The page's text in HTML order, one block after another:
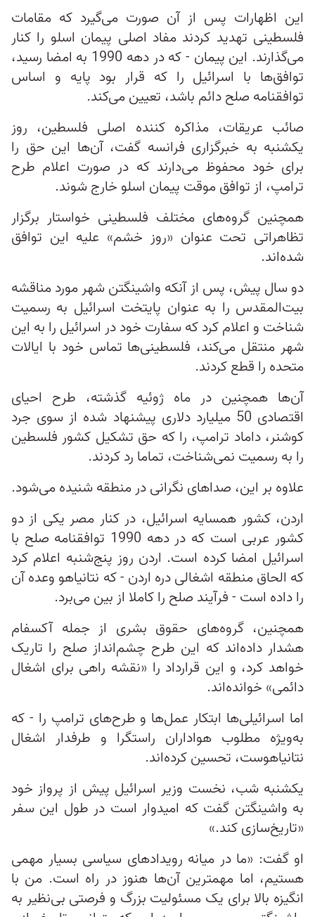
این اظهارات پس از آن صورت می‌گیرد كه مقامات
فلسطینی تهدید كردند مفاد اصلی پیمان اسلو را کنار
می‌گذارند. این پیمان - كه در دهه 1990 به امضا رسید،
توافق‌ها با اسرائیل را که قرار بود پایه و اساس
توافقنامه صلح دائم باشد، تعیین می‌کند.
صائب عریقات، مذاکره کننده اصلی فلسطین، روز
یکشنبه به خبرگزاری فرانسه گفت، آن‌ها این حق را
برای خود محفوظ می‌دارند که در صورت اعلام طرح
ترامپ، از توافق موقت پیمان اسلو خارج شوند.
همچنین گروه‌های مختلف فلسطینی خواستار برگزار
تظاهراتی تحت عنوان «روز خشم» علیه این توافق
شده‌اند.
دو سال پیش، پس از آنکه واشینگتن شهر مورد مناقشه
بیت‌المقدس را به عنوان پایتخت اسرائیل به رسمیت
شناخت و اعلام کرد که سفارت خود در اسرائیل را به این
شهر منتقل می‌کند، فلسطینی‌ها تماس خود با ایالات
متحده را قطع کردند.
آن‌ها همچنین در ماه ژوئیه گذشته، طرح احیای
اقتصادی 50 میلیارد دلاری پیشنهاد شده از سوی جرد
کوشنر، داماد ترامپ، را که حق تشکیل کشور فلسطین
را به رسمیت نمی‌شناخت، تماما رد کردند.
علاوه بر این، صداهای نگرانی در منطقه شنیده می‌شود.
اردن، کشور همسایه اسرائیل، در کنار مصر یکی از دو
کشور عربی است که در دهه 1990 توافقنامه صلح با
اسرائیل امضا کرده است. اردن روز پنج‌شنبه اعلام کرد
که الحاق منطقه اشغالی دره اردن - که نتانیاهو وعده آن
را داده است - فرآیند صلح را کاملا از بین می‌برد.
همچنین، گروه‌های حقوق بشری از جمله آکسفام
هشدار داده‌اند که این طرح چشم‌انداز صلح را تاریک
خواهد کرد، و این قرارداد را «نقشه راهی برای اشغال
دائمی» خوانده‌اند.
اما اسرائیلی‌ها ابتکار عمل‌ها و طرح‌های ترامپ را - که
به‌ویژه مطلوب هواداران راستگرا و طرفدار اشغال
نتانیاهوست، تحسین کرده‌اند.
یکشنبه شب، نخست ‌وزیر اسرائیل پیش از پرواز خود
به واشینگتن گفت که امیدوار است در طول این سفر
«تاریخ‌سازی کند.»
او گفت: «ما در میانه روید‌ادهای سیاسی بسیار مهمی
هستیم، اما مهمترین آن‌ها هنوز در راه است. من با
انگیزه بالا برای یک مسئولیت بزرگ و فرصتی بی‌نظیر به